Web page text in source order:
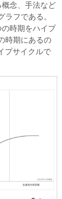
念、手法など
フである。
時期をハイプ
時期にあるの
プサイクルで